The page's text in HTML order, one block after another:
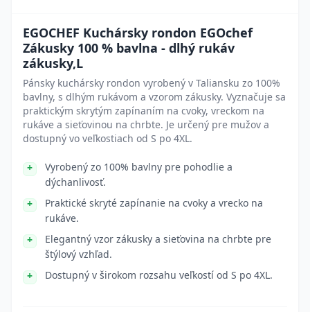
EGOCHEF Kuchársky rondon EGOchef
Zákusky 100 % bavlna - dlhý rukáv
zákusky,L
Pánsky kuchársky rondon vyrobený v Taliansku zo 100%
bavlny, s dlhým rukávom a vzorom zákusky. Vyznačuje sa
praktickým skrytým zapínaním na cvoky, vreckom na
rukáve a sieťovinou na chrbte. Je určený pre mužov a
dostupný vo veľkostiach od S po 4XL.
Vyrobený zo 100% bavlny pre pohodlie a
dýchanlivosť.
Praktické skryté zapínanie na cvoky a vrecko na
rukáve.
Elegantný vzor zákusky a sieťovina na chrbte pre
štýlový vzhľad.
Dostupný v širokom rozsahu veľkostí od S po 4XL.